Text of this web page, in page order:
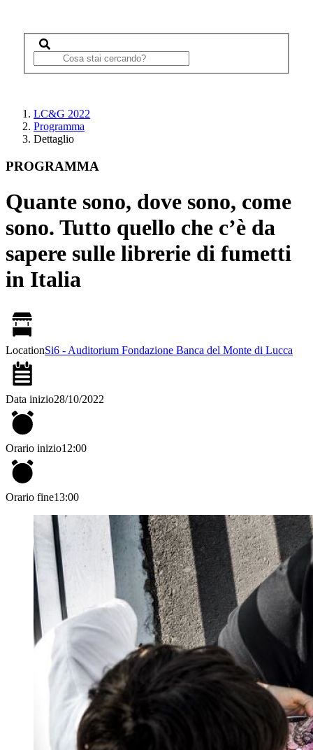
LC&G 2022
Programma
Dettaglio
PROGRAMMA
Quante sono, dove sono, come
sono. Tutto quello che c’è da
sapere sulle librerie di fumetti
in Italia
LocationSi6 - Auditorium Fondazione Banca del Monte di Lucca
Data inizio28/10/2022
Orario inizio12:00
Orario fine13:00